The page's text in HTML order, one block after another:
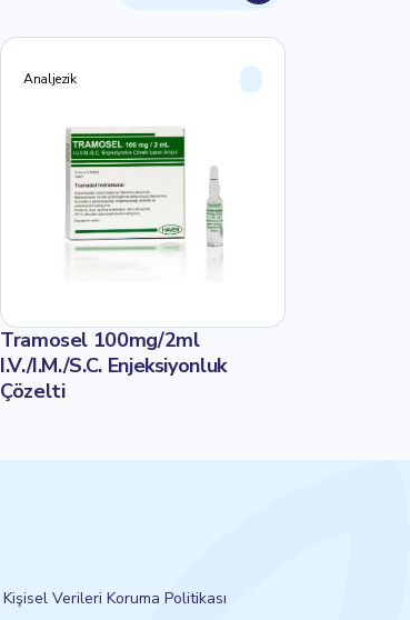
Analjezik
Tramosel 100mg/2ml
I.V./I.M./S.C. Enjeksiyonluk
Çözelti
Kişisel Verileri Koruma Politikası